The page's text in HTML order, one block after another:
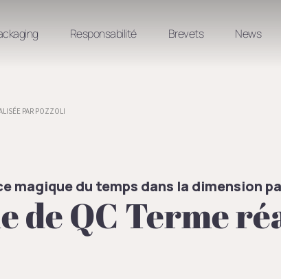
Responsabilité Brevets News
PAR POZZOLI
magique du temps dans la dimension
de QC Terme